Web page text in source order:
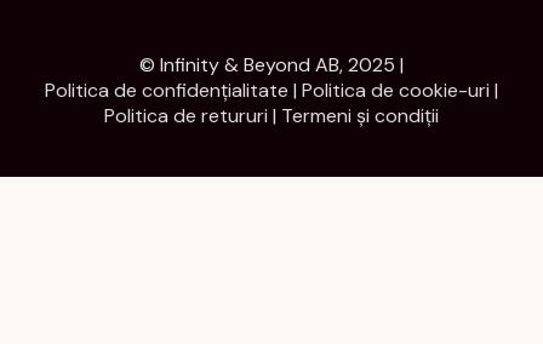
© Infinity & Beyond AB, 2025 |
Politica de confidențialitate | Politica de cookie-uri |
Politica de retururi | Termeni și condiții